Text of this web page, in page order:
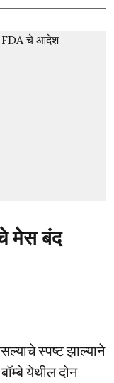
मेस बंद
स्पष्ट झाल्याने
येथील दोन